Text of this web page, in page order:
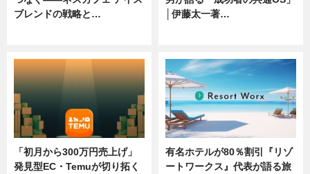
ブレンドの戦略と…
│伊藤太一著…
「初月から300万円売上げ」
発見型EC・Temuが切り拓く
有名ホテルが80％割引『リゾ
ートワークス』代表が語る旅